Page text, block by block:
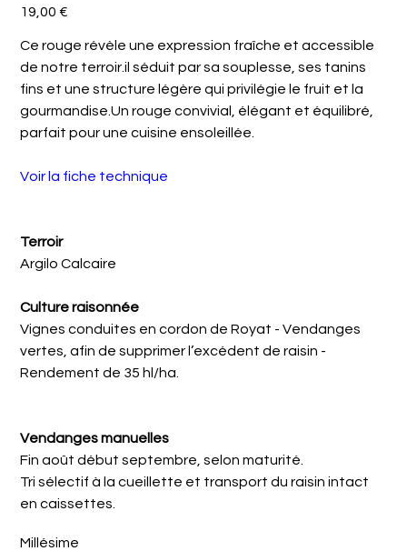
Prix
19,00 €
Ce rouge révèle une expression fraîche et accessible
de notre terroir.il séduit par sa souplesse, ses tanins
fins et une structure légère qui privilégie le fruit et la
gourmandise.Un rouge convivial, élégant et équilibré,
parfait pour une cuisine ensoleillée.
Voir la fiche technique
Terroir
Argilo Calcaire
Culture raisonnée
Vignes conduites en cordon de Royat - Vendanges
vertes, afin de supprimer l’excédent de raisin -
Rendement de 35 hl/ha.
Vendanges manuelles
Fin août début septembre, selon maturité.
Tri sélectif à la cueillette et transport du raisin intact
en caissettes.
Millésime